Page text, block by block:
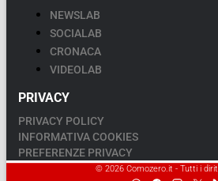
NEWSLAB
SOCIALAB
CRONACA
VIDEOLAB
PRIVACY
PRIVACY POLICY
INFORMATIVA COOKIES
PREFERENZE PRIVACY
© 2026 Comozero.it - Tutti i